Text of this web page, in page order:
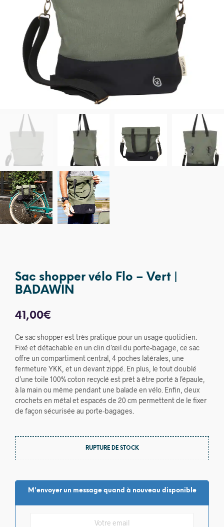
Sac shopper vélo Flo – Vert |
BADAWIN
41,00€
Ce sac shopper est très pratique pour un usage quotidien.
Fixé et détachable en un clin d’œil du porte-bagage, ce sac
offre un compartiment central, 4 poches latérales, une
fermeture YKK, et un devant zippé. En plus, le tout doublé
d’une toile 100% coton recyclé est prêt à être porté à l’épaule,
à la main ou même pendant une balade en vélo. Enfin, deux
crochets en métal et espacés de 20 cm permettent de le fixer
de façon sécurisée au porte-bagages.
RUPTURE DE STOCK
M'envoyer un message quand à nouveau disponible